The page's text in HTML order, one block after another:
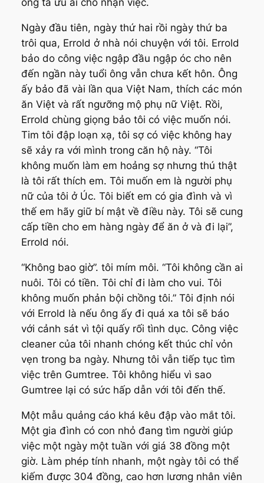
ông ta ưu ái cho nhận việc.
Ngày đầu tiên, ngày thứ hai rồi ngày thứ ba
trôi qua, Errold ở nhà nói chuyện với tôi. Errold
bảo do công việc ngập đầu ngập óc cho nên
đến ngần này tuổi ông vẫn chưa kết hôn. Ông
ấy bảo đã vài lần qua Việt Nam, thích các món
ăn Việt và rất ngưỡng mộ phụ nữ Việt. Rồi,
Errold chùng giọng bảo tôi có việc muốn nói.
Tim tôi đập loạn xạ, tôi sợ có việc không hay
sẽ xảy ra với mình trong căn hộ này. “Tôi
không muốn làm em hoảng sợ nhưng thú thật
là tôi rất thích em. Tôi muốn em là người phụ
nữ của tôi ở Úc. Tôi biết em có gia đình và vì
thế em hãy giữ bí mật về điều này. Tôi sẽ cung
cấp tiền cho em hàng ngày để ăn ở và đi lại”,
Errold nói.
“Không bao giờ”. tôi mím môi. “Tôi không cần ai
nuôi. Tôi có tiền. Tôi chỉ đi làm cho vui. Tôi
không muốn phản bội chồng tôi.” Tôi định nói
với Errold là nếu ông ấy đi quá xa tôi sẽ báo
với cảnh sát vì tội quấy rối tình dục. Công việc
cleaner của tôi nhanh chóng kết thúc chỉ vỏn
vẹn trong ba ngày. Nhưng tôi vẫn tiếp tục tìm
việc trên Gumtree. Tôi không hiểu vì sao
Gumtree lại có sức hấp dẫn với tôi đến thế.
Một mẫu quảng cáo khá kêu đập vào mắt tôi.
Một gia đình có con nhỏ đang tìm người giúp
việc một ngày một tuần với giá 38 đồng một
giờ. Làm phép tính nhanh, một ngày tôi có thể
kiếm được 304 đồng, cao hơn lương nhân viên